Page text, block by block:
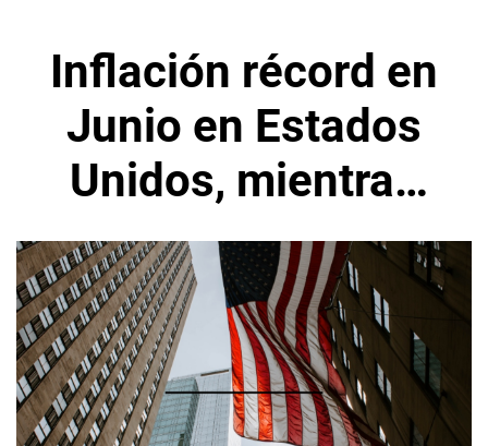
Inflación récord en
Junio en Estados
Unidos, mientras
Fed mira el
panorama